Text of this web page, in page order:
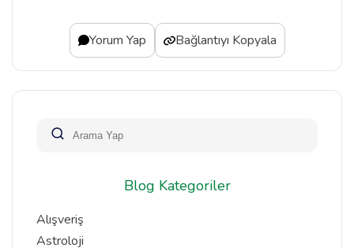
Yorum Yap Bağlantıyı Kopyala
Blog Kategoriler
Alışveriş
Astroloji